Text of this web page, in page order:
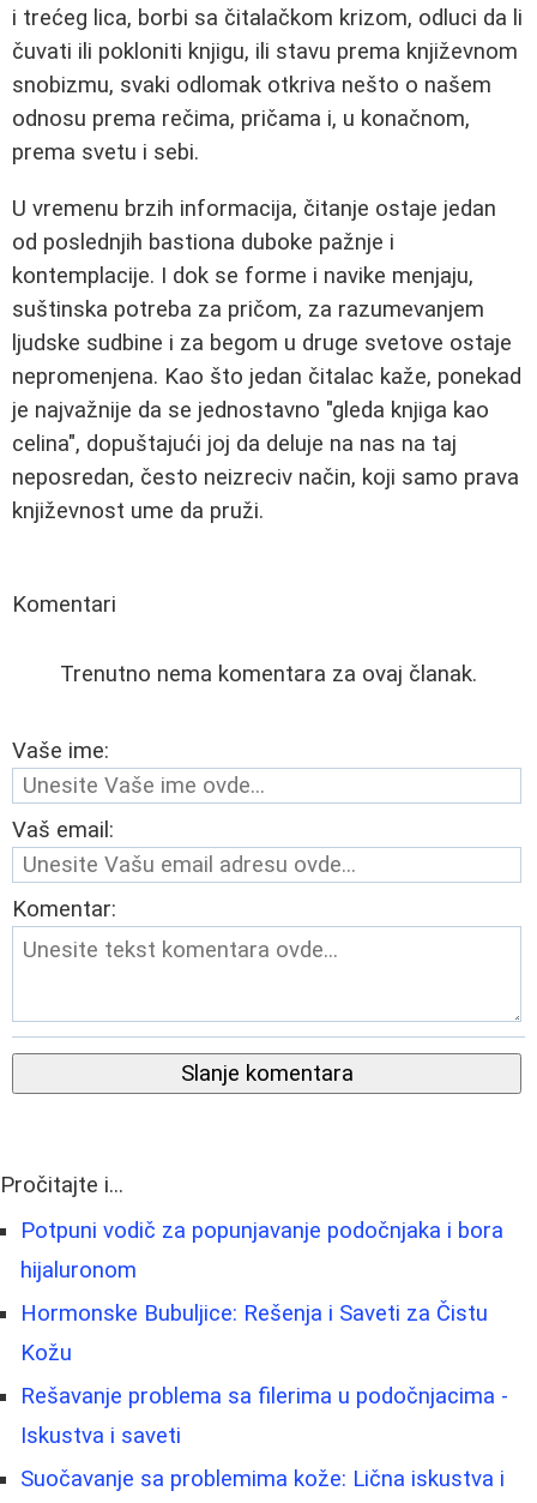
i trećeg lica, borbi sa čitalačkom krizom, odluci da li
čuvati ili pokloniti knjigu, ili stavu prema književnom
snobizmu, svaki odlomak otkriva nešto o našem
odnosu prema rečima, pričama i, u konačnom,
prema svetu i sebi.
U vremenu brzih informacija, čitanje ostaje jedan
od poslednjih bastiona duboke pažnje i
kontemplacije. I dok se forme i navike menjaju,
suštinska potreba za pričom, za razumevanjem
ljudske sudbine i za begom u druge svetove ostaje
nepromenjena. Kao što jedan čitalac kaže, ponekad
je najvažnije da se jednostavno "gleda knjiga kao
celina", dopuštajući joj da deluje na nas na taj
neposredan, često neizreciv način, koji samo prava
književnost ume da pruži.
Komentari
Trenutno nema komentara za ovaj članak.
Vaše ime:
Vaš email:
Komentar:
Slanje komentara
Pročitajte i...
Potpuni vodič za popunjavanje podočnjaka i bora
hijaluronom
Hormonske Bubuljice: Rešenja i Saveti za Čistu
Kožu
Rešavanje problema sa filerima u podočnjacima -
Iskustva i saveti
Suočavanje sa problemima kože: Lična iskustva i